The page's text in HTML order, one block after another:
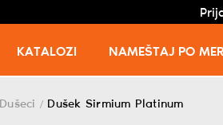
KATALOZI NAMEŠTAJ PO MERI
Dušeci / Dušek Sirmium Platinum